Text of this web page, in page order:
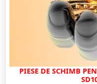
PIESE DE SCHIMB